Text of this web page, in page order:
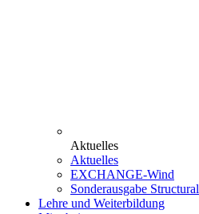
Aktuelles
Aktuelles
EXCHANGE-Wind
Sonderausgabe Structural
Lehre und Weiterbildung